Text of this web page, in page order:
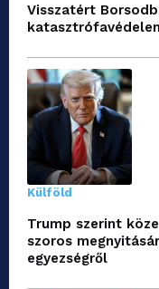
Visszatért
Külföld
Trump szerint
szoros
egyezségről